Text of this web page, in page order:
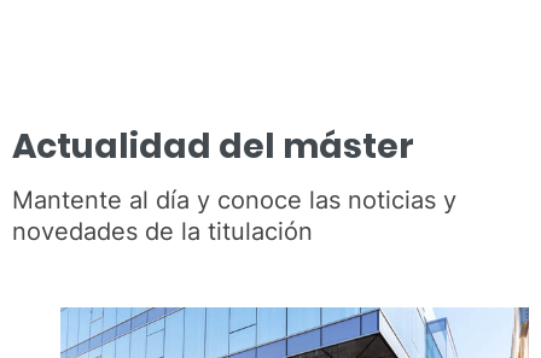
Actualidad del máster
Mantente al día y conoce las noticias y
novedades de la titulación